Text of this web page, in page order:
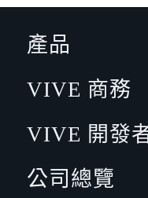
產品
VIVE 商務
VIVE 開發
公司總覽